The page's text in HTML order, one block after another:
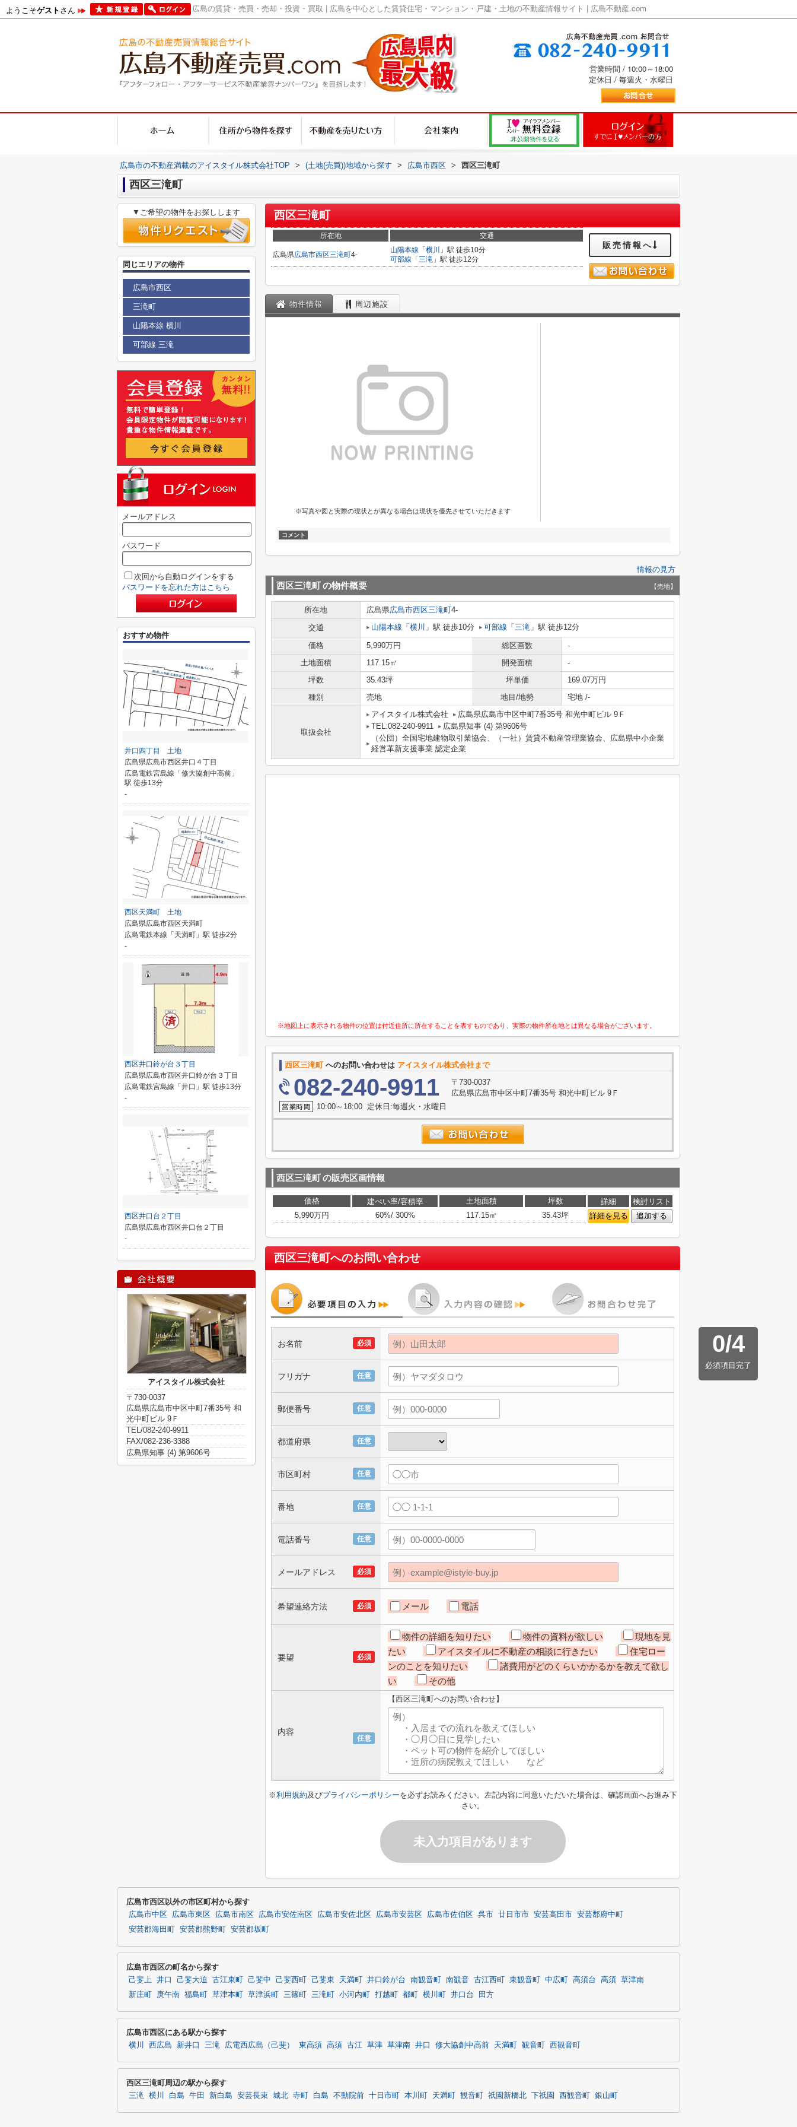
ようこそゲストさん 広島の賃貸・売買・売却・投資・買取 | 広島を中心とした賃貸住宅・マンション・戸建・土地の不動産情報サイト | 広島不動産.com
営業時間 / 10:00～18:00
定休日 / 毎週火・水曜日
広島市の不動産満載のアイスタイル株式会社TOP > (土地(売買))地域から探す > 広島市西区 > 西区三滝町
西区三滝町
西区三滝町
所在地 交通
広島県広島市西区三滝町4-
山陽本線 「 横川
」駅 徒歩10分
可部線 「 三滝 」駅 徒歩12分
販売情報へ
物件情報 周辺施設
※写真や図と実際の現状とが異なる場合は現状を優先させていただきます
コメント
情報の見方
西区三滝町の物件概要 【売地】
所在地 広島県広島市西区三滝町4-
交通
山陽本線 「 横川 」駅 徒歩10分 可部線 「 三滝 」駅 徒歩12分
価格 5,990万円 総区画数
-
土地面積
117.15㎡ 開発面積
-
坪数
35.43坪 坪単価
169.07万円
種別
売地 地目/地勢 宅地 /-
取扱会社
アイスタイル株式会社
広島県広島市中区中町7番35号 和光中町ビル 9Ｆ
TEL:082-240-9911
広島県知事 (4) 第9606号
（公団）全国宅地建物取引業協会、（一社）賃貸不動産管理業協会、広島県中小企業
経営革新支援事業 認定企業
※地図上に表示される物件の位置は付近住所に所在することを表すものであり、実際の物件所在地とは異なる場合がございます。
西区三滝町へのお問い合わせは アイスタイル株式会社まで
082-240-9911
〒730-0037
広島県広島市中区中町7番35号 和光中町ビル 9Ｆ
10:00～18:00 定休日:毎週火・水曜日
西区三滝町の販売区画情報
価格 建ぺい率/容積率 土地面積 坪数 詳細
検討リスト
5,990万円
60%/ 300% 117.15㎡ 35.43坪 詳細を見る 追加する
西区三滝町へのお問い合わせ
0/4
必須項目完了
必須
お名前
任意
フリガナ
任意
郵便番号
任意
都道府県
任意
市区町村
任意
番地
任意
電話番号
必須
メールアドレス
必須
希望連絡方法 メール 電話
必須
要望
物件の詳細を知りたい 物件の資料が欲しい
現地を見
たい
アイスタイルに不動産の相談に行きたい
住宅ロー
ンのことを知りたい
諸費用がどのくらいかかるかを教えて欲し
い
その他
任意
内容
【西区三滝町へのお問い合わせ】
※利用規約及びプライバシーポリシーを必ずお読みください。左記内容に同意いただいた場合は、確認画面へお進み下
さい。
未入力項目があります
▼ご希望の物件をお探しします
同じエリアの物件
広島市西区
三滝町
山陽本線 横川
可部線 三滝
メールアドレス
パスワード
次回から自動ログインをする
パスワードを忘れた方はこちら
おすすめ物件
井口四丁目 土地
広島県広島市西区井口４丁目
広島電鉄宮島線「修大協創中高前」
駅 徒歩13分
-
西区天満町 土地
広島県広島市西区天満町
広島電鉄本線「天満町」駅 徒歩2分
-
西区井口鈴が台３丁目
広島県広島市西区井口鈴が台３丁目
広島電鉄宮島線「井口」駅 徒歩13分
-
西区井口台２丁目
広島県広島市西区井口台２丁目
-
アイスタイル株式会社
〒730-0037
広島県広島市中区中町7番35号 和
光中町ビル 9Ｆ
TEL/082-240-9911
FAX/082-236-3388
広島県知事 (4) 第9606号
広島市西区以外の市区町村から探す
広島市中区 広島市東区 広島市南区 広島市安佐南区 広島市安佐北区 広島市安芸区 広島市佐伯区 呉市 廿日市市 安芸高田市 安芸郡府中町
安芸郡海田町
安芸郡熊野町 安芸郡坂町
広島市西区の町名から探す
己斐上 井口 己斐大迫 古江東町 己斐中 己斐西町 己斐東 天満町 井口鈴が台 南観音町 南観音 古江西町 東観音町 中広町 高須台 高須
草津南
新庄町
庚午南 福島町 草津本町 草津浜町 三篠町 三滝町 小河内町 打越町 都町 横川町 井口台 田方
広島市西区にある駅から探す
横川 西広島 新井口 三滝 広電西広島（己斐） 東高須 高須 古江 草津 草津南 井口 修大協創中高前 天満町 観音町 西観音町
西区三滝町周辺の駅から探す
三滝 横川 白島 牛田 新白島 安芸長束 城北 寺町 白島 不動院前 十日市町 本川町 天満町 観音町 祇園新橋北 下祇園 西観音町 銀山町